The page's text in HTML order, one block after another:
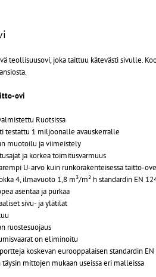
teollisuusovi, joka taittuu kätevästi sivulle.
ovi
Ruotsissa
testattu 1 miljoonalle avauskerralle
muotoilu ja viimeistely
ja korkea toimitusvarmuus
U-arvo kuin runkorakenteisessa taitto-
4, ilmavuoto 1,8 m³/m² h standardin EN
asentaa ja purkaa
sivu- ja ylätilat
ruostesuojaus
on eliminoitu
koskevan eurooppalaisen standardin
täysin mittojen mukaan useissa eri malleissa